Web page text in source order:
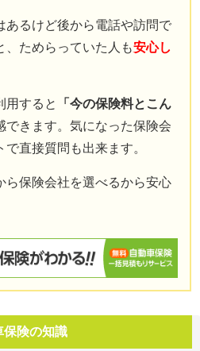
情報保護方針）
あるけど後から電話や訪問で
、ためらっていた人も安心し
用すると
「今の保険料とこん
できます。気になった保険会
直接質問も出来ます。
ら保険会社を選べるから安心
保険の知識